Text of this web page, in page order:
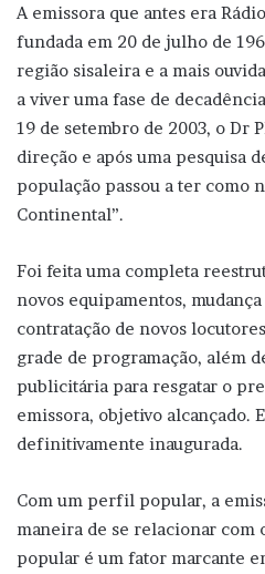
A emissora que antes era
fundada em 20 de julho de
região sisaleira e a mais
a viver uma fase de
19 de setembro de 2003, o Dr
direção e após uma pesquisa
população passou a ter como
Continental”.
Foi feita uma completa
novos equipamentos,
contratação de novos
grade de programação, além
publicitária para resgatar o
emissora, objetivo alcançado.
definitivamente inaugurada.
Com um perfil popular, a
maneira de se relacionar com
popular é um fator marcante